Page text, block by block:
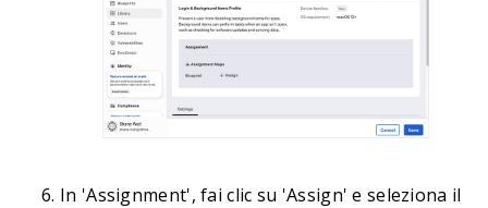
In 'Assignment', fai clic su 'Assign' e seleziona il